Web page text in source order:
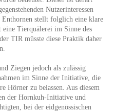
Nutzerinteressen
stellt folglich eine klare
Tierquälerei im Sinne des
TIR müsste diese Praktik daher
Ziegen jedoch als zulässig
im Sinne der Initiative, die
Hörner zu belassen. Aus diesem
der Hornkuh-Initiative und
bei der eidgenössischen